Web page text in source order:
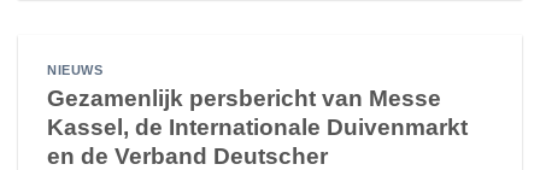
NIEUWS
Gezamenlijk persbericht van Messe
Kassel, de Internationale Duivenmarkt
en de Verband Deutscher